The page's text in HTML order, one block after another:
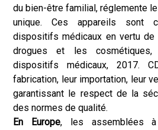
du bien-être familial, réglemente
unique. Ces appareils sont
dispositifs médicaux en vertu
drogues et les
dispositifs médicaux, 2017.
fabrication, leur importation, leur
garantissant le respect de la
des normes de qualité.
En Europe, les assemblées